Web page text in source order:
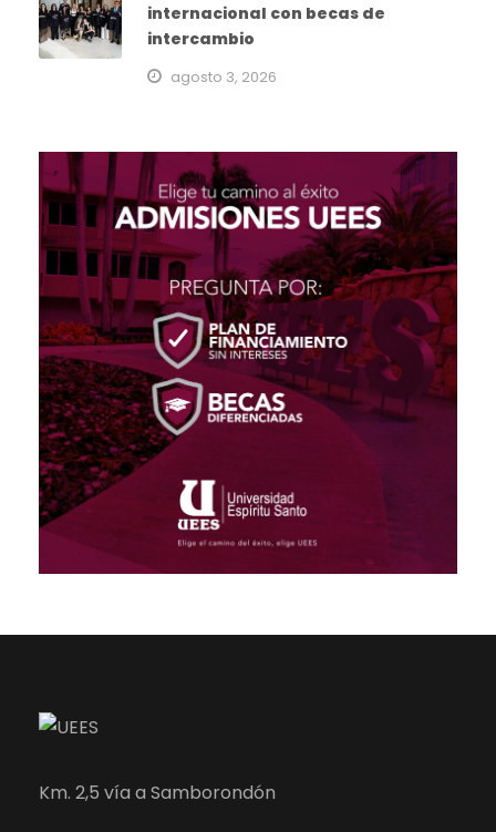
internacional con becas de
intercambio
agosto 3, 2026
Km. 2,5 vía a Samborondón